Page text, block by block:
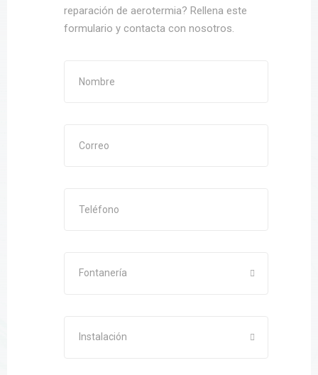
reparación de aerotermia? Rellena este
formulario y contacta con nosotros.
Fontanería
Instalación